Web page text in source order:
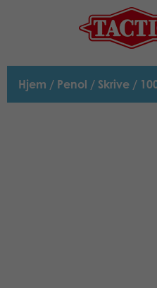
Hjem / Penol / Skrive /